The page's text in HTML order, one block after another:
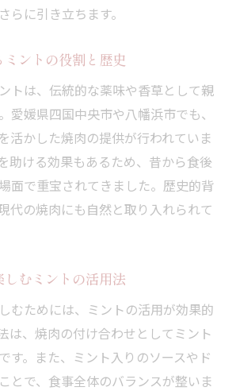
らに引き立ちます。
ントの役割と歴史
トは、伝統的な薬味や香草として親
愛媛県四国中央市や八幡浜市でも、
活かした焼肉の提供が行われていま
助ける効果もあるため、昔から食後
面で重宝されてきました。歴史的背
代の焼肉にも自然と取り入れられて
むミントの活用法
むためには、ミントの活用が効果的
は、焼肉の付け合わせとしてミント
す。また、ミント入りのソースやド
とで、食事全体のバランスが整いま